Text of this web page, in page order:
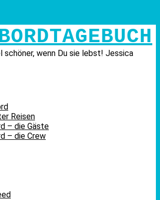
schöner, wenn Du sie lebst! Jessica
Reisen
– die Gäste
– die Crew